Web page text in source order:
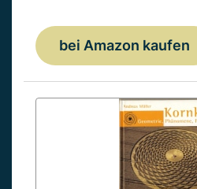
bei Amazon kaufen